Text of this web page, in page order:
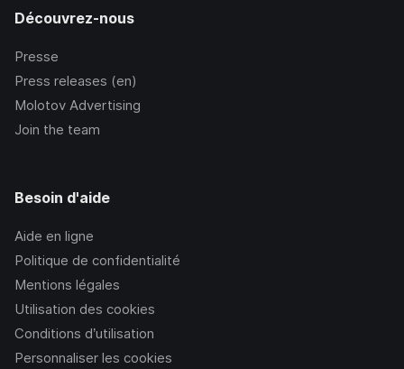
Découvrez-nous
Presse
Press releases (en)
Molotov Advertising
Join the team
Besoin d'aide
Aide en ligne
Politique de confidentialité
Mentions légales
Utilisation des cookies
Conditions d’utilisation
Personnaliser les cookies